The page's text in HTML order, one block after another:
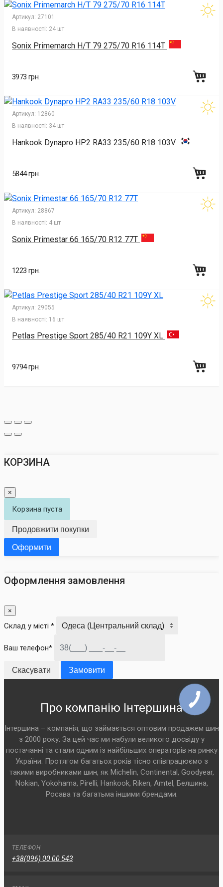
Артикул: 27101
В наявності: 24 шт
Sonix Primemarch H/T 79 275/70 R16 114T
3973 грн.
Артикул: 12860
В наявності: 34 шт
Hankook Dynapro HP2 RA33 235/60 R18 103V
5844 грн.
Артикул: 28867
В наявності: 4 шт
Sonix Primestar 66 165/70 R12 77T
1223 грн.
Артикул: 29055
В наявності: 16 шт
Petlas Prestige Sport 285/40 R21 109Y XL
9794 грн.
КОРЗИНА
×
Корзина пуста
Продовжити покупки
Оформити
Оформлення замовлення
×
Склад у місті *
Ваш телефон*
Скасувати Замовити
Про компанію Інтершина
Інтершина – компанія, що займається оптовим продажем шин
з 2000 року. За цей час ми набули великого досвіду у
постачанні та стали одним із найбільших операторів на ринку
України. Протягом багатьох років тісно співпрацюємо з
такими виробниками шин, як Michelin, Continental, Goodyear,
Nokian, Yokohama, Pirelli, Hankook, Riken, Amtel, Белшина,
Росава та багатьма іншими брендами.
ТЕЛЕФОН
+38(096) 00 00 543